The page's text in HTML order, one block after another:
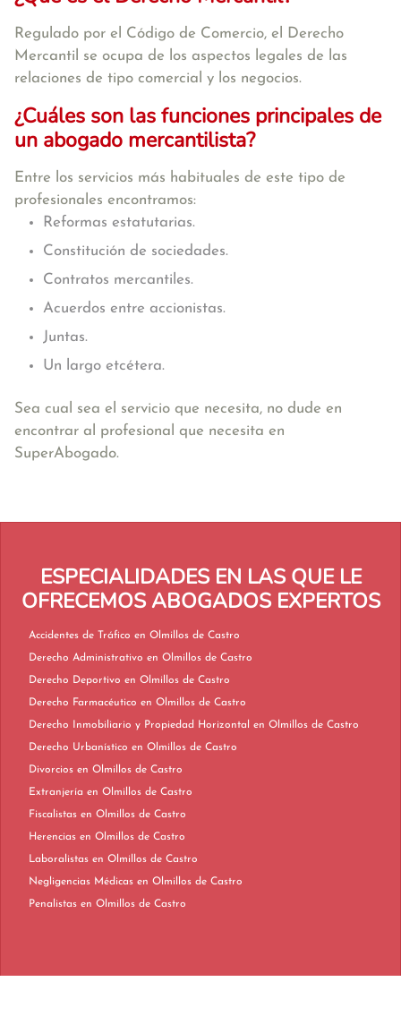
Regulado por el Código de Comercio, el Derecho
Mercantil se ocupa de los aspectos legales de las
relaciones de tipo comercial y los negocios.
¿Cuáles son las funciones principales de
un abogado mercantilista?
Entre los servicios más habituales de este tipo de
profesionales encontramos:
Reformas estatutarias.
Constitución de sociedades.
Contratos mercantiles.
Acuerdos entre accionistas.
Juntas.
Un largo etcétera.
Sea cual sea el servicio que necesita, no dude en
encontrar al profesional que necesita en
SuperAbogado.
ESPECIALIDADES EN LAS QUE LE
OFRECEMOS ABOGADOS EXPERTOS
Accidentes de Tráfico en Olmillos de Castro
Derecho Administrativo en Olmillos de Castro
Derecho Deportivo en Olmillos de Castro
Derecho Farmacéutico en Olmillos de Castro
Derecho Inmobiliario y Propiedad Horizontal en Olmillos de Castro
Derecho Urbanístico en Olmillos de Castro
Divorcios en Olmillos de Castro
Extranjería en Olmillos de Castro
Fiscalistas en Olmillos de Castro
Herencias en Olmillos de Castro
Laboralistas en Olmillos de Castro
Negligencias Médicas en Olmillos de Castro
Penalistas en Olmillos de Castro